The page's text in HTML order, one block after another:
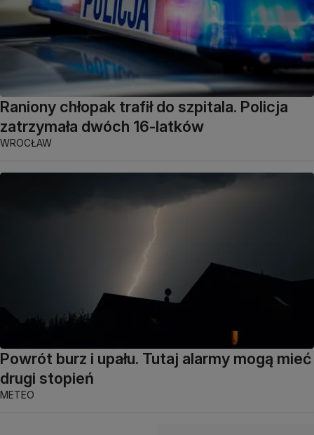
Raniony chłopak trafił do szpitala. Policja
zatrzymała dwóch 16-latków
WROCŁAW
Powrót burz i upału. Tutaj alarmy mogą mieć
drugi stopień
METEO